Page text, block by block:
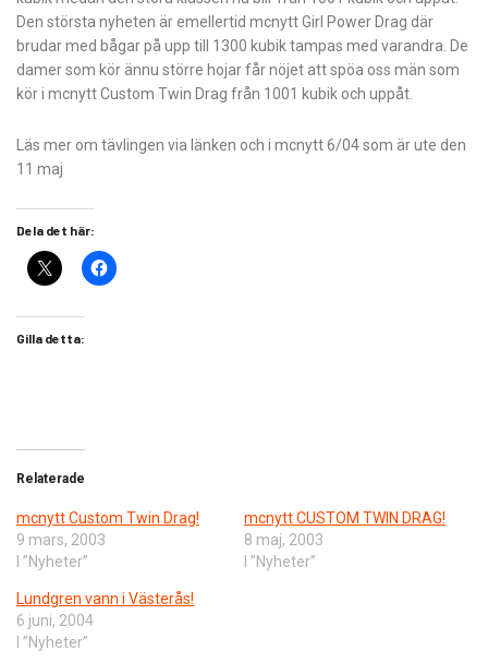
Den största nyheten är emellertid mcnytt Girl Power Drag där
brudar med bågar på upp till 1300 kubik tampas med varandra. De
damer som kör ännu större hojar får nöjet att spöa oss män som
kör i mcnytt Custom Twin Drag från 1001 kubik och uppåt.
Läs mer om tävlingen via länken och i mcnytt 6/04 som är ute den
11 maj
Dela det här:
Gilla detta:
Relaterade
mcnytt Custom Twin Drag!
9 mars, 2003
I ”Nyheter”
mcnytt CUSTOM TWIN DRAG!
8 maj, 2003
I ”Nyheter”
Lundgren vann i Västerås!
6 juni, 2004
I ”Nyheter”